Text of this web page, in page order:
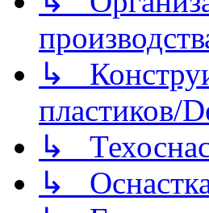
↳
пластиков/
↳
↳ Оснастка